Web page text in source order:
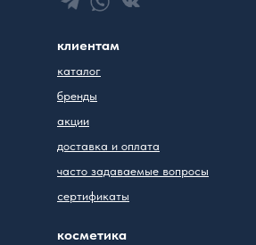
каталог
бренды
акции
доставка и оплата
часто задаваемые вопросы
сертификаты
клиентам
косметика